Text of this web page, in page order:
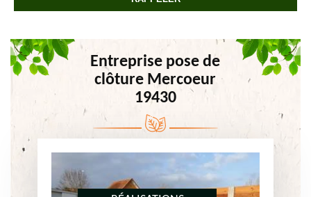
Entreprise pose de
clôture Mercoeur
19430